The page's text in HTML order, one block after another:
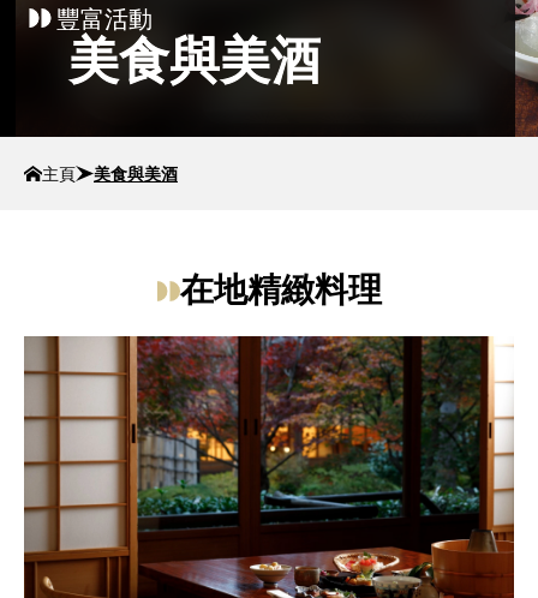
豐富活動
美食與美酒
主頁 美食與美酒
在地精緻料理